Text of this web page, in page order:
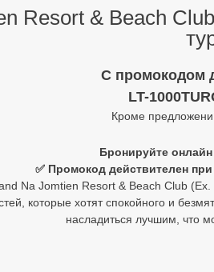
Resort & Beach
C промокодом
LT-
Кроме
Бронируйте
✅ Промокод действителен
Na Jomtien Resort & Beach Club
которые хотят спокойного и
насладиться лучшим, что